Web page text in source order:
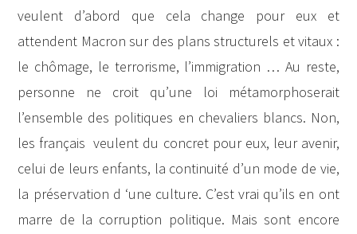
veulent d’abord que cela change pour eux et
attendent Macron sur des plans structurels et vitaux :
le chômage, le terrorisme, l’immigration … Au reste,
personne ne croit qu’une loi métamorphoserait
l’ensemble des politiques en chevaliers blancs. Non,
les français veulent du concret pour eux, leur avenir,
celui de leurs enfants, la continuité d’un mode de vie,
la préservation d ‘une culture. C’est vrai qu’ils en ont
marre de la corruption politique. Mais sont encore